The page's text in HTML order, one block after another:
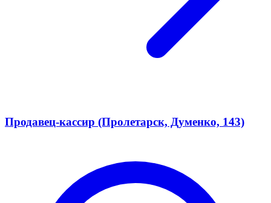
Продавец-кассир (Пролетарск, Думенко, 143)